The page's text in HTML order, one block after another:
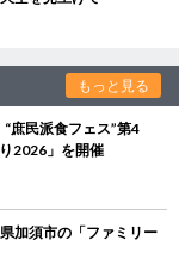
もっと見る
庶民派食フェス”第4
2026」を開催
加須市の「ファミリー